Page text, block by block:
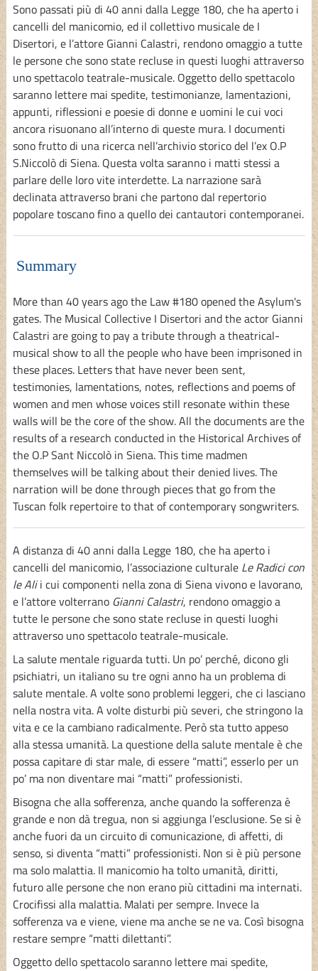
Sono passati più di 40 anni dalla Legge 180, che ha aperto i
cancelli del manicomio, ed il collettivo musicale de I
Disertori, e l’attore Gianni Calastri, rendono omaggio a tutte
le persone che sono state recluse in questi luoghi attraverso
uno spettacolo teatrale-musicale. Oggetto dello spettacolo
saranno lettere mai spedite, testimonianze, lamentazioni,
appunti, riflessioni e poesie di donne e uomini le cui voci
ancora risuonano all’interno di queste mura. I documenti
sono frutto di una ricerca nell’archivio storico del l’ex O.P
S.Niccolò di Siena. Questa volta saranno i matti stessi a
parlare delle loro vite interdette. La narrazione sarà
declinata attraverso brani che partono dal repertorio
popolare toscano fino a quello dei cantautori contemporanei.
Summary
More than 40 years ago the Law #180 opened the Asylum's
gates. The Musical Collective I Disertori and the actor Gianni
Calastri are going to pay a tribute through a theatrical-
musical show to all the people who have been imprisoned in
these places. Letters that have never been sent,
testimonies, lamentations, notes, reflections and poems of
women and men whose voices still resonate within these
walls will be the core of the show. All the documents are the
results of a research conducted in the Historical Archives of
the O.P Sant Niccolò in Siena. This time madmen
themselves will be talking about their denied lives. The
narration will be done through pieces that go from the
Tuscan folk repertoire to that of contemporary songwriters.
A distanza di 40 anni dalla Legge 180, che ha aperto i
cancelli del manicomio, l’associazione culturale Le Radici con
le Alii cui componenti nella zona di Siena vivono e lavorano,
e l’attore volterrano Gianni Calastri, rendono omaggio a
tutte le persone che sono state recluse in questi luoghi
attraverso uno spettacolo teatrale-musicale.
La salute mentale riguarda tutti. Un po’ perché, dicono gli
psichiatri, un italiano su tre ogni anno ha un problema di
salute mentale. A volte sono problemi leggeri, che ci lasciano
nella nostra vita. A volte disturbi più severi, che stringono la
vita e ce la cambiano radicalmente. Però sta tutto appeso
alla stessa umanità. La questione della salute mentale è che
possa capitare di star male, di essere “matti”, esserlo per un
po’ ma non diventare mai “matti” professionisti.
Bisogna che alla sofferenza, anche quando la sofferenza è
grande e non dà tregua, non si aggiunga l’esclusione. Se si è
anche fuori da un circuito di comunicazione, di affetti, di
senso, si diventa “matti” professionisti. Non si è più persone
ma solo malattia. Il manicomio ha tolto umanità, diritti,
futuro alle persone che non erano più cittadini ma internati.
Crocifissi alla malattia. Malati per sempre. Invece la
sofferenza va e viene, viene ma anche se ne va. Così bisogna
restare sempre “matti dilettanti”.
Oggetto dello spettacolo saranno lettere mai spedite,